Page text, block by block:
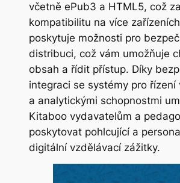
včetně ePub3 a HTML5, což
kompatibilitu na více
poskytuje možnosti pro
distribuci, což vám umožňuje
obsah a řídit přístup. Díky
integraci se systémy pro řízení
a analytickými schopnostmi
Kitaboo vydavatelům a
poskytovat pohlcující a
digitální vzdělávací zážitky.